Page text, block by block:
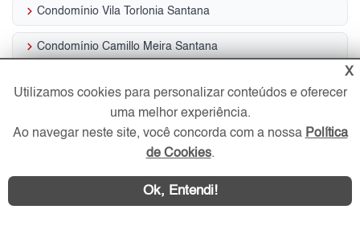
keyboard_arrow_right Condomínio Vila Torlonia Santana
keyboard_arrow_rightCondomínio Camillo Meira Santana
Condomínio Helix Santana
Condomínio Monte Libano Santana
Condomínio Piazza Di Roma Santana
X
Utilizamos cookies para personalizar conteúdos e oferecer
uma melhor experiência.
Ao navegar neste site, você concorda com a nossa Política
de Cookies.
Ok, Entendi!